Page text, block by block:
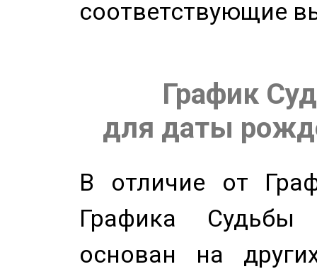
соответствующие
График
для даты
В отличие от
Графика
основан на